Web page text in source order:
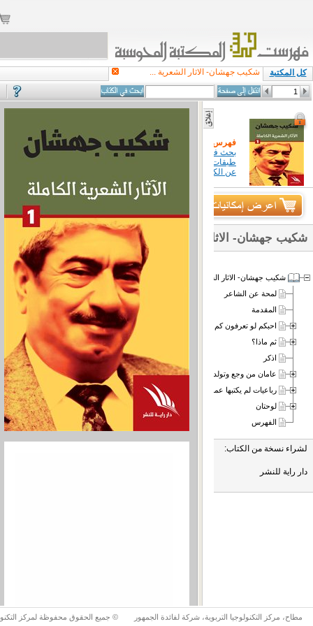
كل المكتبة شكيب جهشان- الاثار الشعرية ...
فهرس الكتاب
بحث في كتاب
طبقات معلومات
عن الكتاب
دار راية للنشر
شكيب جهشان- الاثار الشعرية الكاملة (1)
شكيب جهشان- الاثار الشعرية الكاملة 1
لمحة عن الشاعر
المقدمة
احبكم لو تعرفون كم
ثم ماذا؟
اذكر
عامان من وجع وتولد فاطمة
رباعيات لم يكتبها عمر الخيام
لوحتان
الفهرس
لشراء نسخة من الكتاب:
دار راية للنشر
مطاح، مركز التكنولوجيا التربوية، شركة لفائدة الجمهور © جميع الحقوق محفوظة لمركز